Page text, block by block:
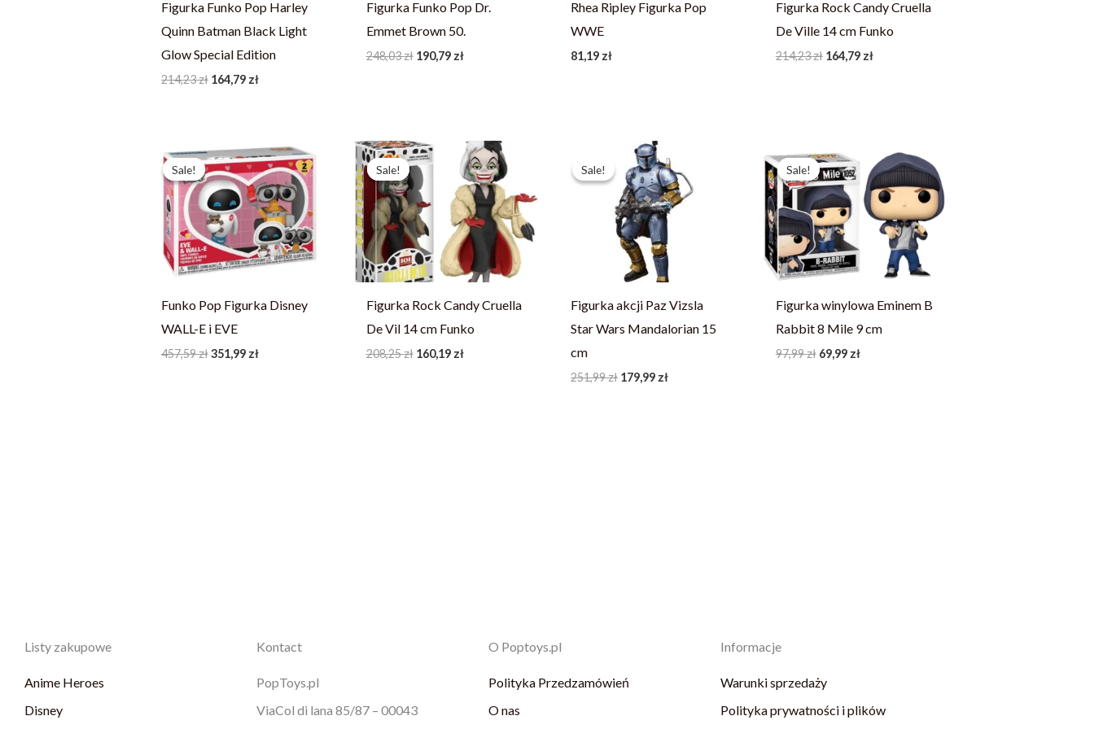
Figurka Funko Pop Harley
Quinn Batman Black Light
Glow Special Edition
214,23zł 164,79 zł
Figurka Funko Pop Dr.
Emmet Brown 50.
248,03zł 190,79 zł
Rhea Ripley Figurka Pop
WWE
81,19 zł
Figurka Rock Candy Cruella
De Ville 14 cm Funko
214,23zł 164,79 zł
Sale!
Sale!
Funko Pop Figurka Disney
WALL-E i EVE
457,59zł
Pierwotna
cena
wynosiła:
457,59 zł.
351,99 zł
Aktualna
cena
wynosi:
351,99 zł.
Sale!
Sale!
Figurka Rock Candy Cruella
De Vil 14 cm Funko
208,25zł
Pierwotna
cena
wynosiła:
208,25 zł.
160,19 zł
Aktualna
cena
wynosi:
160,19 zł.
Sale!
Sale!
Figurka akcji Paz Vizsla
Star Wars Mandalorian 15
cm
251,99zł
Pierwotna
cena
wynosiła:
251,99 zł.
179,99 zł
cena
wynosi:
179,99 zł.
Sale!
Sale!
Figurka winylowa Eminem B
Rabbit 8 Mile 9 cm
97,99zł
cena
wynosiła:
97,99 zł.
69,99 zł
cena
wynosi:
69,99 zł.
Listy zakupowe
Anime Heroes
Disney
Kontact
PopToys.pl
ViaCol di lana 85/87 – 00043
O Poptoys.pl
Polityka Przedzamówień
O nas
Informacje
Warunki sprzedaży
Polityka prywatności i plików